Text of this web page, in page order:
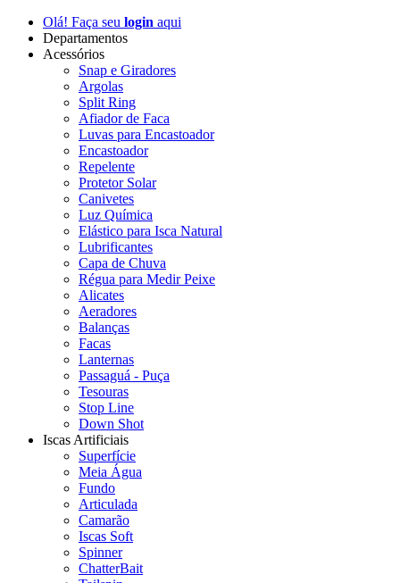
Olá! Faça seu login aqui
Departamentos
Acessórios
Snap e Giradores
Argolas
Split Ring
Afiador de Faca
Luvas para Encastoador
Encastoador
Repelente
Protetor Solar
Canivetes
Luz Química
Elástico para Isca Natural
Lubrificantes
Capa de Chuva
Régua para Medir Peixe
Alicates
Aeradores
Balanças
Facas
Lanternas
Passaguá - Puça
Tesouras
Stop Line
Down Shot
Iscas Artificiais
Superfície
Meia Água
Fundo
Articulada
Camarão
Iscas Soft
Spinner
ChatterBait